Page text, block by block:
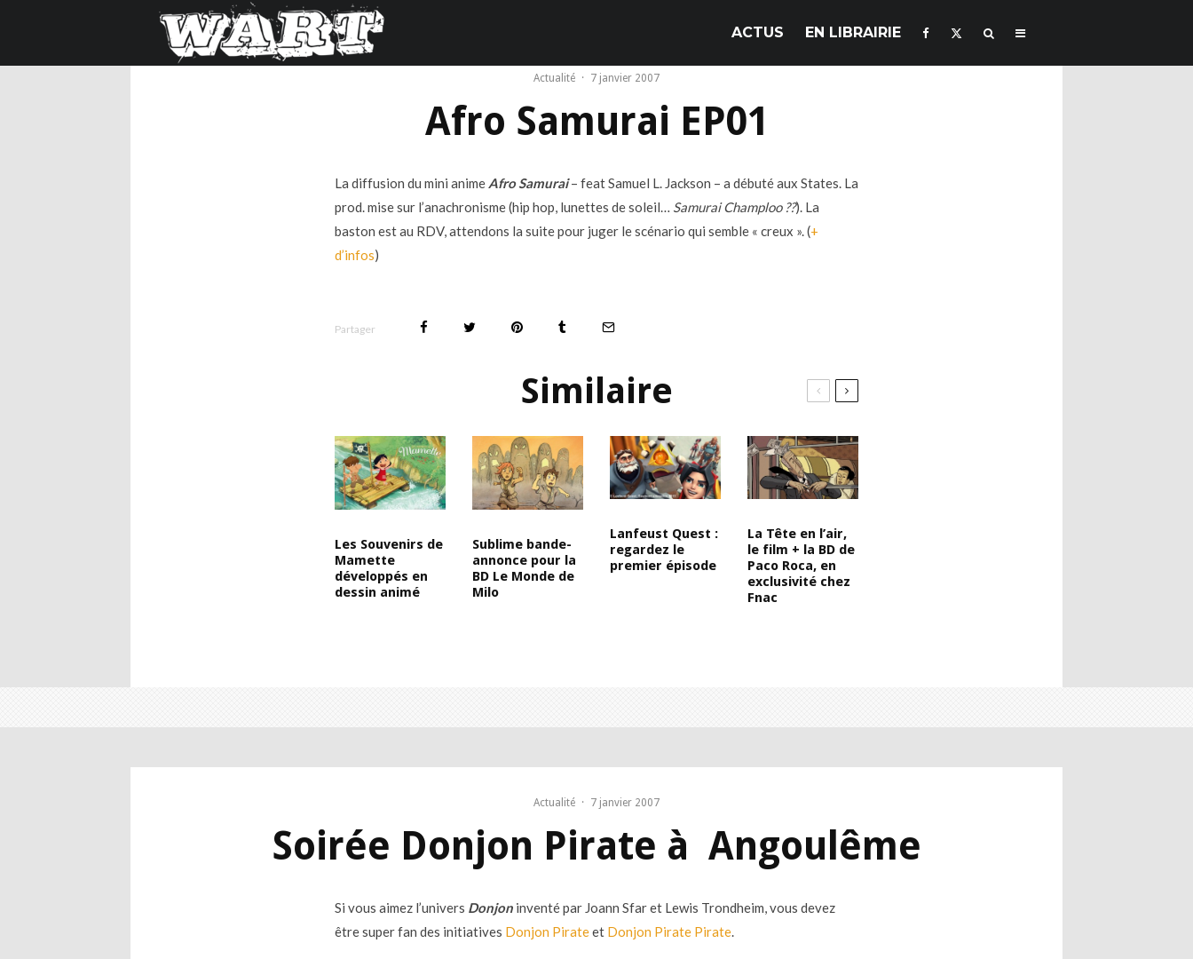
ACTUS EN LIBRAIRIE
Actualité · 7 janvier 2007
Afro Samurai EP01
La diffusion du mini anime Afro Samurai– feat Samuel L. Jackson – a débuté aux States. La
prod. mise sur l’anachronisme (hip hop, lunettes de soleil… Samurai Champloo ??). La
baston est au RDV, attendons la suite pour juger le scénario qui semble « creux ». (+
d’infos)
Partager
Similaire
Les Souvenirs de
Mamette
développés en
dessin animé
Sublime bande-
annonce pour la
BD Le Monde de
Milo
Lanfeust Quest :
regardez le
premier épisode
La Tête en l’air,
le film + la BD de
Paco Roca, en
exclusivité chez
Fnac
Actualité · 7 janvier 2007
Soirée Donjon Pirate à Angoulême
Si vous aimez l’univers Donjon inventé par Joann Sfar et Lewis Trondheim, vous devez
être super fan des initiatives Donjon Pirateet Donjon Pirate Pirate.